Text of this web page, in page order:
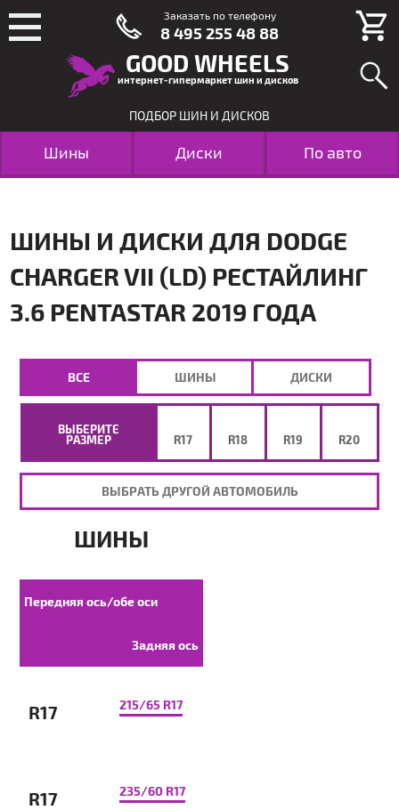
GOOD WHEELS
интернет-гипермаркет шин и дисков
ПОДБОР ШИН И ДИСКОВ
Шины Диски По авто
ШИНЫ И ДИСКИ ДЛЯ DODGE
CHARGER VII (LD) РЕСТАЙЛИНГ
3.6 PENTASTAR 2019 ГОДА
ВЫБЕРИТЕ
РАЗМЕР
R17 R18 R19 R20
ВЫБРАТЬ ДРУГОЙ АВТОМОБИЛЬ
ВСЕ ШИНЫ ДИСКИ
ШИНЫ
Передняя ось/обе оси
Задняя ось
R17 215/65 R17
R17 235/60 R17
Заказать по телефону
8 495 255 48 88